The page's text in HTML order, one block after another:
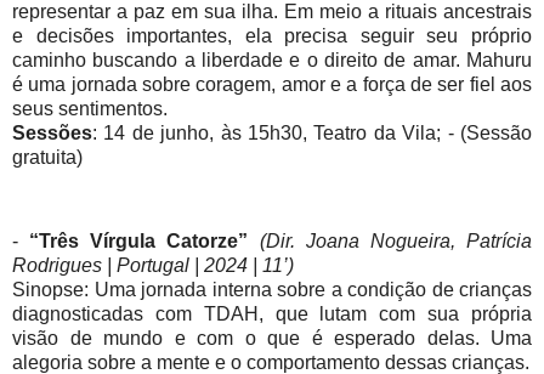
representar a paz em sua ilha. Em meio a rituais ancestrais
e decisões importantes, ela precisa seguir seu próprio
caminho buscando a liberdade e o direito de amar. Mahuru
é uma jornada sobre coragem, amor e a força de ser fiel aos
seus sentimentos.
Sessões: 14 de junho, às 15h30, Teatro da Vila; - (Sessão
gratuita)
- “Três Vírgula Catorze”
(Dir. Joana Nogueira, Patrícia
Rodrigues | Portugal | 2024 | 11’)
Sinopse: Uma jornada interna sobre a condição de crianças
diagnosticadas com TDAH, que lutam com sua própria
visão de mundo e com o que é esperado delas. Uma
alegoria sobre a mente e o comportamento dessas crianças.